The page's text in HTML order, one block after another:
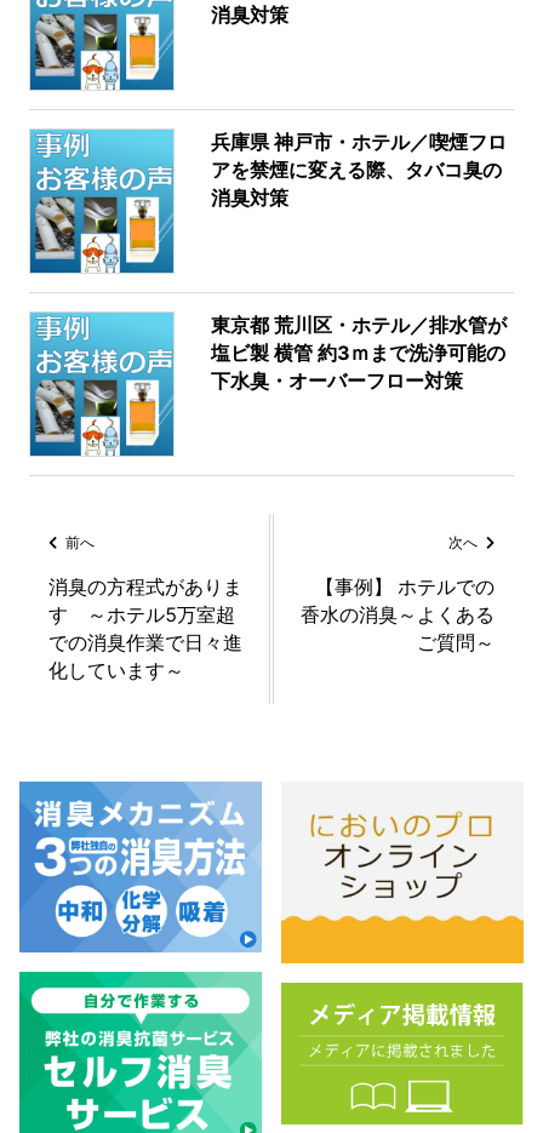
消臭対策
兵庫県 神戸市・ホテル／喫煙フロ
アを禁煙に変える際、タバコ臭の
消臭対策
東京都 荒川区・ホテル／排水管が
塩ビ製 横管 約3ｍまで洗浄可能の
下水臭・オーバーフロー対策
前へ
消臭の方程式がありま
す ～ホテル5万室超
での消臭作業で日々進
化しています～
次へ
【事例】 ホテルでの
香水の消臭～よくある
ご質問～